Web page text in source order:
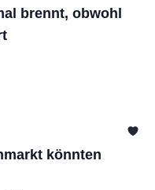
brennt, obwohl
könnten